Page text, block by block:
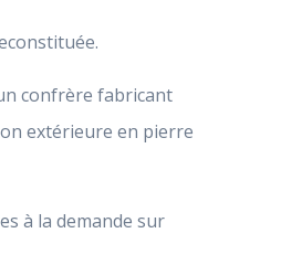
confrère fabricant
extérieure en pierre
à la demande sur